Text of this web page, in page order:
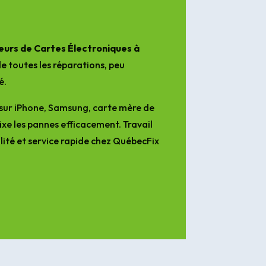
de Cartes Électroniques à
toutes les réparations, peu
iPhone, Samsung, carte mère de
les pannes efficacement. Travail
et service rapide chez QuébecFix